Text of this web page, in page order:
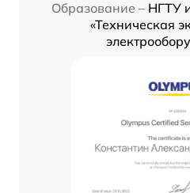
Образование – НГТУ
«Техническая